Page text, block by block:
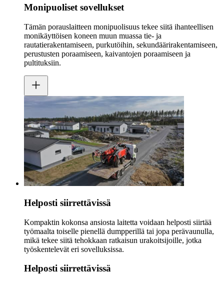
Monipuoliset sovellukset
Tämän porauslaitteen monipuolisuus tekee siitä ihanteellisen
monikäyttöisen koneen muun muassa tie- ja
rautatierakentamiseen, purkutöihin, sekundäärirakentamiseen,
perustusten poraamiseen, kaivantojen poraamiseen ja
pultituksiin.
Helposti siirrettävissä
Kompaktin kokonsa ansiosta laitetta voidaan helposti siirtää
työmaalta toiselle pienellä dumpperillä tai jopa perävaunulla,
mikä tekee siitä tehokkaan ratkaisun urakoitsijoille, jotka
työskentelevät eri sovelluksissa.
Helposti siirrettävissä